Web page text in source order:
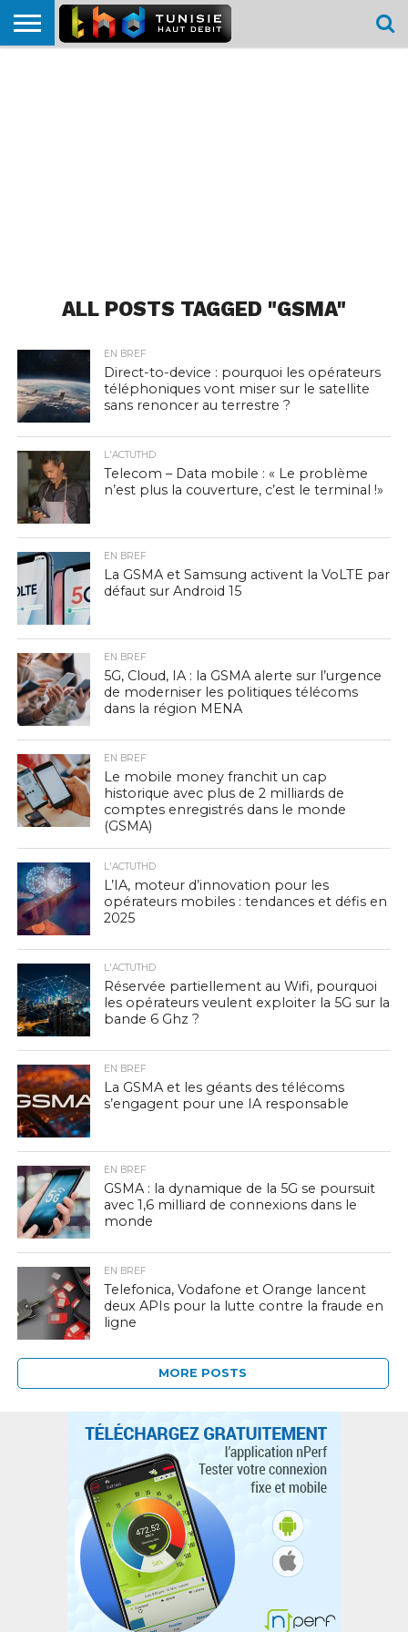
ALL POSTS TAGGED "GSMA"
EN BREF
Direct-to-device : pourquoi les opérateurs
téléphoniques vont miser sur le satellite
sans renoncer au terrestre ?
L'ACTUTHD
Telecom – Data mobile : « Le problème
n’est plus la couverture, c’est le terminal !»
EN BREF
La GSMA et Samsung activent la VoLTE par
défaut sur Android 15
EN BREF
5G, Cloud, IA : la GSMA alerte sur l’urgence
de moderniser les politiques télécoms
dans la région MENA
EN BREF
Le mobile money franchit un cap
historique avec plus de 2 milliards de
comptes enregistrés dans le monde
(GSMA)
L'ACTUTHD
L’IA, moteur d’innovation pour les
opérateurs mobiles : tendances et défis en
2025
L'ACTUTHD
Réservée partiellement au Wifi, pourquoi
les opérateurs veulent exploiter la 5G sur la
bande 6 Ghz ?
EN BREF
La GSMA et les géants des télécoms
s’engagent pour une IA responsable
EN BREF
GSMA : la dynamique de la 5G se poursuit
avec 1,6 milliard de connexions dans le
monde
EN BREF
Telefonica, Vodafone et Orange lancent
deux APIs pour la lutte contre la fraude en
ligne
MORE POSTS